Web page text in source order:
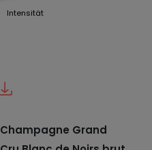
Intensität
Champagne Grand